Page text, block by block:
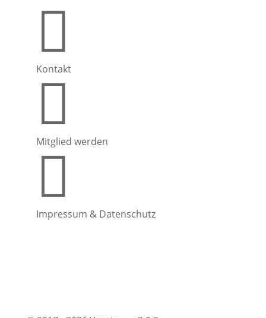

Kontakt

Mitglied werden

Impressum & Datenschutz